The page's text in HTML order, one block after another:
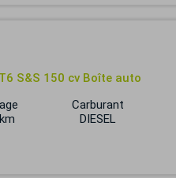
S&S 150 cv Boîte auto
Carburant
DIESEL